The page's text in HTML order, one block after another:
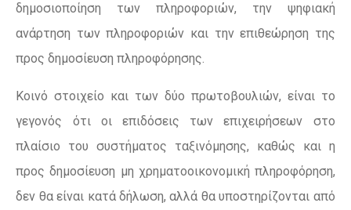
δημοσιοποίηση των πληροφοριών, την ψηφιακή
ανάρτηση των πληροφοριών και την επιθεώρηση της
προς δημοσίευση πληροφόρησης.
Κοινό στοιχείο και των δύο πρωτοβουλιών, είναι το
γεγονός ότι οι επιδόσεις των επιχειρήσεων στο
πλαίσιο του συστήματος ταξινόμησης, καθώς και η
προς δημοσίευση μη χρηματοοικονομική πληροφόρηση,
δεν θα είναι κατά δήλωση, αλλά θα υποστηρίζονται από